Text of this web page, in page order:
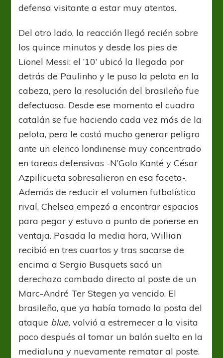
defensa visitante a estar muy atentos.
Del otro lado, la reacción llegó recién sobre
los quince minutos y desde los pies de
Lionel Messi: el ’10’ ubicó la llegada por
detrás de Paulinho y le puso la pelota en la
cabeza, pero la resolución del brasileño fue
defectuosa. Desde ese momento el cuadro
catalán se fue haciendo cada vez más de la
pelota, pero le costó mucho generar peligro
ante un elenco londinense muy concentrado
en tareas defensivas -N’Golo Kanté y César
Azpilicueta sobresalieron en esa faceta-.
Además de reducir el volumen futbolístico
rival, Chelsea empezó a encontrar espacios
para pegar y estuvo a punto de ponerse en
ventaja. Pasada la media hora, Willian
recibió en tres cuartos y tras sacarse de
encima a Sergio Busquets sacó un
derechazo combado directo al poste de un
Marc-André Ter Stegen ya vencido. El
brasileño, que ya había tomado la posta del
ataque blue,volvió a estremecer a la visita
poco después al tomar un balón suelto en la
medialuna y nuevamente rematar al poste.